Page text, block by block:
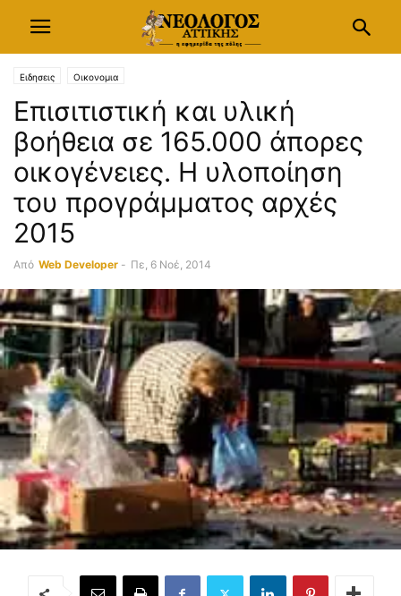
Ειδησεις Οικονομια
Επισιτιστική και υλική
βοήθεια σε 165.000 άπορες
οικογένειες. Η υλοποίηση
του προγράμματος αρχές
2015
Από Web Developer - Πε, 6 Νοέ, 2014